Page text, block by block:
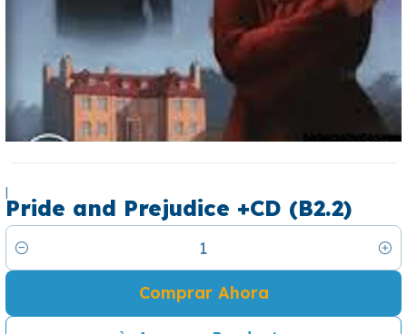
|
Pride and Prejudice +CD (B2.2)
Cantidad
Comprar Ahora